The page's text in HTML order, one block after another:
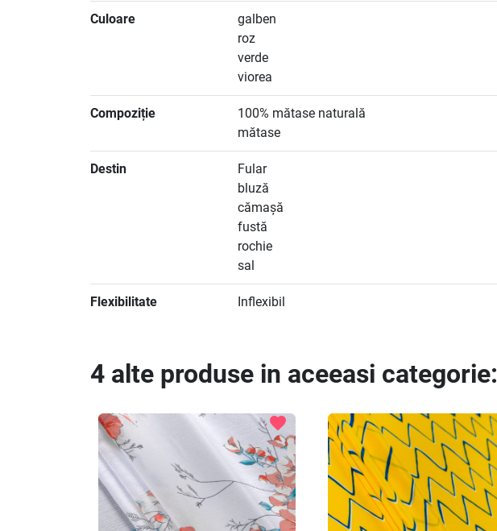
Culoare
galben
roz
verde
viorea
Compoziție
100% mătase naturală
mătase
Destin
Fular
bluză
cămașă
fustă
rochie
sal
Flexibilitate Inflexibil
4 alte produse in aceeasi categorie:
favorite